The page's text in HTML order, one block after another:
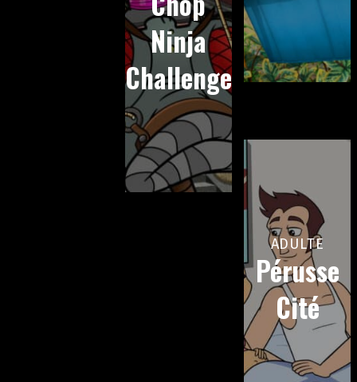
Ninja
Challenge
ADULTE
Pérusse
Cité